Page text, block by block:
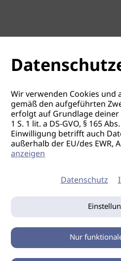
Wir verwenden Cookies und
gemäß den aufgeführten
erfolgt auf Grundlage deiner
1 S. 1 lit. a DS-GVO, § 165
Einwilligung betrifft auch
außerhalb der EU/des EWR,
anzeigen
Datenschutz
Nur